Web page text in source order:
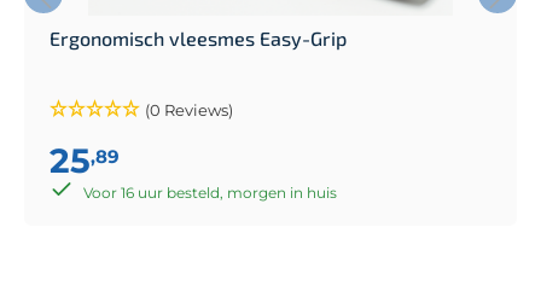
Ergonomisch vleesmes Easy-Grip
(0 Reviews)
25,89
Voor 16 uur besteld, morgen in huis